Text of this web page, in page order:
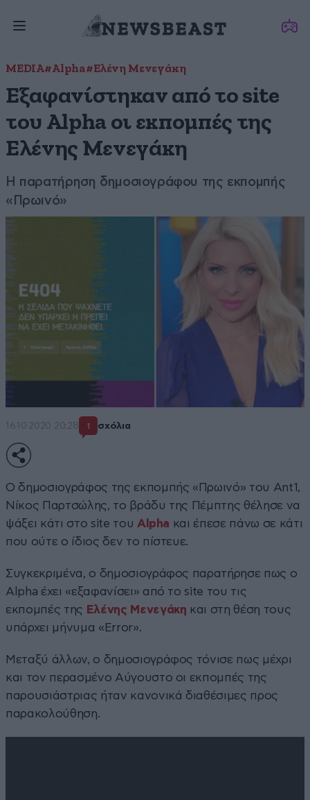
MEDIA#Alpha#Ελένη Μενεγάκη
Εξαφανίστηκαν από το site
του Alpha οι εκπομπές της
Ελένης Μενεγάκη
Η παρατήρηση δημοσιογράφου της εκπομπής
«Πρωινό»
16·10·2020 20:28 1 σχόλια
Ο δημοσιογράφος της εκπομπής «Πρωινό» του Ant1,
Νίκος Παρτσώλης, το βράδυ της Πέμπτης θέλησε να
ψάξει κάτι στο site του Alpha και έπεσε πάνω σε κάτι
που ούτε ο ίδιος δεν το πίστευε.
Συγκεκριμένα, ο δημοσιογράφος παρατήρησε πως ο
Alpha έχει «εξαφανίσει» από το site του τις
εκπομπές της Ελένης Μενεγάκη και στη θέση τους
υπάρχει μήνυμα «Error».
Μεταξύ άλλων, ο δημοσιογράφος τόνισε πως μέχρι
και τον περασμένο Αύγουστο οι εκπομπές της
παρουσιάστριας ήταν κανονικά διαθέσιμες προς
παρακολούθηση.